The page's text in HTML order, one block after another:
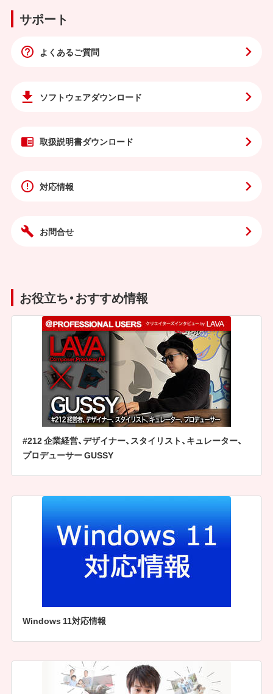
サポート
よくあるご質問
ソフトウェアダウンロード
取扱説明書ダウンロード
対応情報
お問合せ
お役立ち・おすすめ情報
#212 企業経営、デザイナー、スタイリスト、キュレーター、
プロデューサー GUSSY
Windows 11対応情報